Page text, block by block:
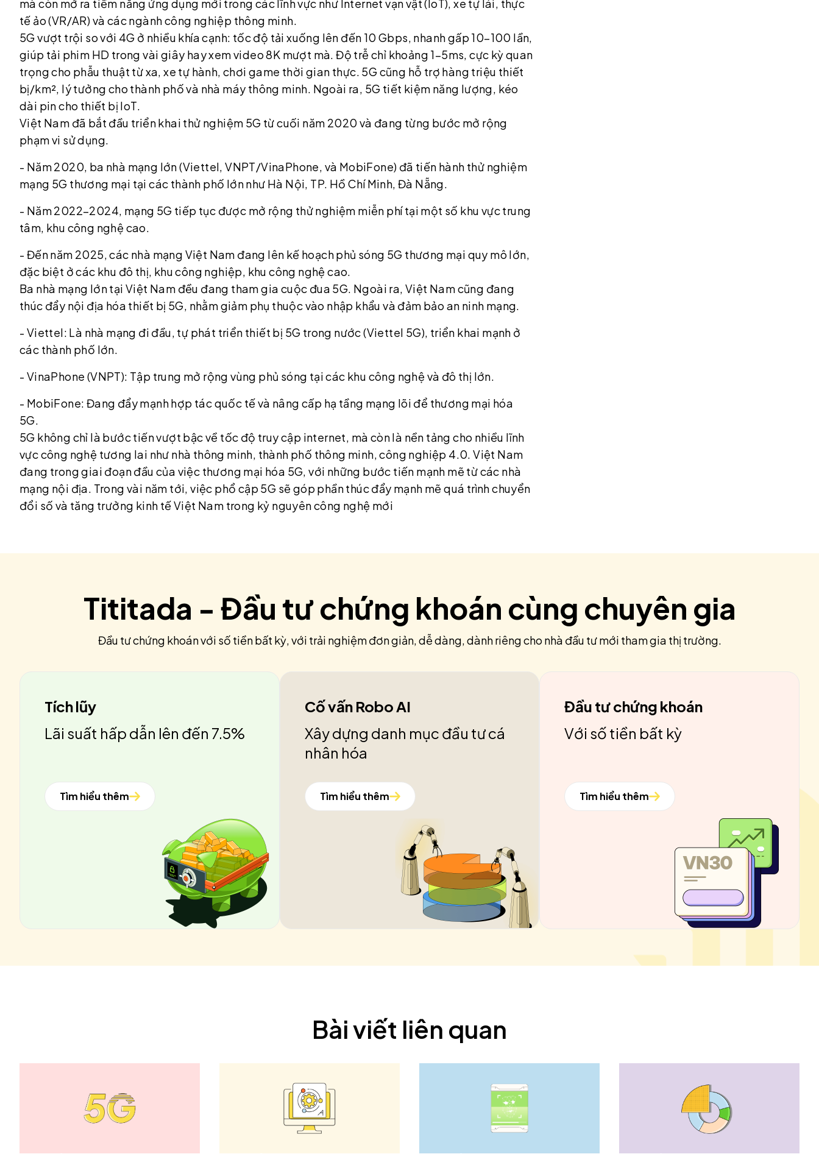
mà còn mở ra tiềm năng ứng dụng mới trong các lĩnh vực như Internet vạn vật (IoT), xe tự lái, thực
tế ảo (VR/AR) và các ngành công nghiệp thông minh.
5G vượt trội so với 4G ở nhiều khía cạnh: tốc độ tải xuống lên đến 10 Gbps, nhanh gấp 10–100 lần,
giúp tải phim HD trong vài giây hay xem video 8K mượt mà. Độ trễ chỉ khoảng 1–5ms, cực kỳ quan
trọng cho phẫu thuật từ xa, xe tự hành, chơi game thời gian thực. 5G cũng hỗ trợ hàng triệu thiết
bị/km², lý tưởng cho thành phố và nhà máy thông minh. Ngoài ra, 5G tiết kiệm năng lượng, kéo
dài pin cho thiết bị IoT.
Việt Nam đã bắt đầu triển khai thử nghiệm 5G từ cuối năm 2020 và đang từng bước mở rộng
phạm vi sử dụng.
- Năm 2020, ba nhà mạng lớn (Viettel, VNPT/VinaPhone, và MobiFone) đã tiến hành thử nghiệm
mạng 5G thương mại tại các thành phố lớn như Hà Nội, TP. Hồ Chí Minh, Đà Nẵng.
- Năm 2022–2024, mạng 5G tiếp tục được mở rộng thử nghiệm miễn phí tại một số khu vực trung
tâm, khu công nghệ cao.
- Đến năm 2025, các nhà mạng Việt Nam đang lên kế hoạch phủ sóng 5G thương mại quy mô lớn,
đặc biệt ở các khu đô thị, khu công nghiệp, khu công nghệ cao.
Ba nhà mạng lớn tại Việt Nam đều đang tham gia cuộc đua 5G. Ngoài ra, Việt Nam cũng đang
thúc đẩy nội địa hóa thiết bị 5G, nhằm giảm phụ thuộc vào nhập khẩu và đảm bảo an ninh mạng.
- Viettel: Là nhà mạng đi đầu, tự phát triển thiết bị 5G trong nước (Viettel 5G), triển khai mạnh ở
các thành phố lớn.
- VinaPhone (VNPT): Tập trung mở rộng vùng phủ sóng tại các khu công nghệ và đô thị lớn.
- MobiFone: Đang đẩy mạnh hợp tác quốc tế và nâng cấp hạ tầng mạng lõi để thương mại hóa
5G.
5G không chỉ là bước tiến vượt bậc về tốc độ truy cập internet, mà còn là nền tảng cho nhiều lĩnh
vực công nghệ tương lai như nhà thông minh, thành phố thông minh, công nghiệp 4.0. Việt Nam
đang trong giai đoạn đầu của việc thương mại hóa 5G, với những bước tiến mạnh mẽ từ các nhà
mạng nội địa. Trong vài năm tới, việc phổ cập 5G sẽ góp phần thúc đẩy mạnh mẽ quá trình chuyển
đổi số và tăng trưởng kinh tế Việt Nam trong kỷ nguyên công nghệ mới
Tititada - Đầu tư chứng khoán cùng chuyên gia
Đầu tư chứng khoán với số tiền bất kỳ, với trải nghiệm đơn giản, dễ dàng, dành riêng cho nhà đầu tư mới tham gia thị trường.
Tích lũy
Lãi suất hấp dẫn lên đến 7.5%
Tìm hiểu thêm
Cố vấn Robo AI
Xây dựng danh mục đầu tư cá
nhân hóa
Tìm hiểu thêm
Đầu tư chứng khoán
Với số tiền bất kỳ
Tìm hiểu thêm
Bài viết liên quan